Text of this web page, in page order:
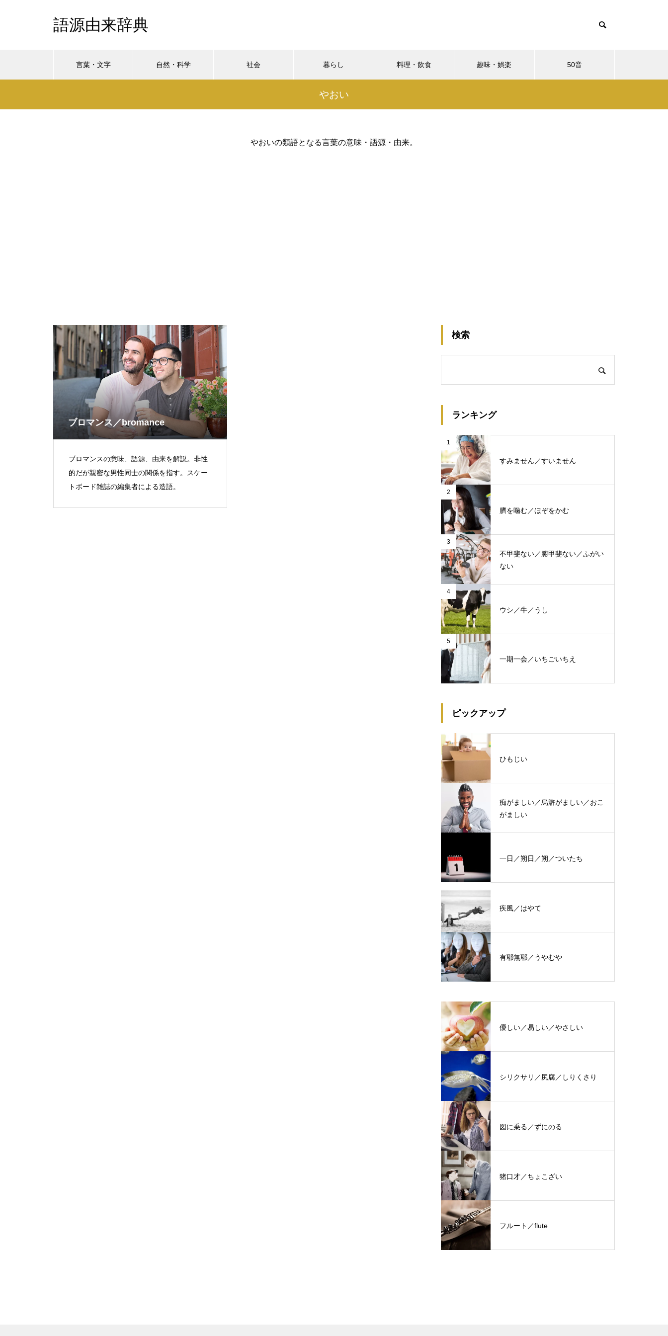
語源由来辞典
言葉・文字 自然・科学 社会 暮らし 料理・飲食 趣味・娯楽 50音
やおい
やおいの類語となる言葉の意味・語源・由来。
ブロマンス／bromance
ブロマンスの意味、語源、由来を解説。非性
的だが親密な男性同士の関係を指す。スケー
トボード雑誌の編集者による造語。
検索
ランキング
1
すみません／すいません
2
臍を噛む／ほぞをかむ
3
不甲斐ない／腑甲斐ない／ふがい
ない
4
ウシ／牛／うし
5
一期一会／いちごいちえ
ピックアップ
ひもじい
痴がましい／烏滸がましい／おこ
がましい
一日／朔日／朔／ついたち
疾風／はやて
有耶無耶／うやむや
優しい／易しい／やさしい
シリクサリ／尻腐／しりくさり
図に乗る／ずにのる
猪口才／ちょこざい
フルート／flute